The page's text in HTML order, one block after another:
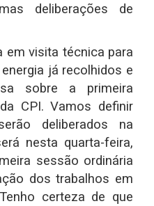
deliberações de
em visita técnica para
já recolhidos e
sobre a primeira
CPI. Vamos definir
deliberados na
nesta quarta-feira,
sessão ordinária
dos trabalhos em
certeza de que